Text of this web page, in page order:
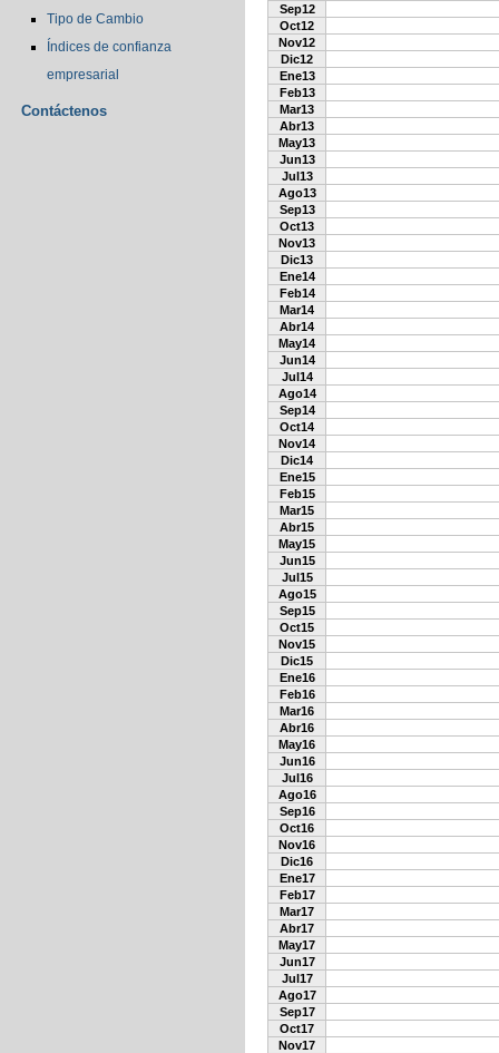
Tipo de Cambio
Índices de confianza
empresarial
Contáctenos
Sep12
Oct12
Nov12
Dic12
Ene13
Feb13
Mar13
Abr13
May13
Jun13
Jul13
Ago13
Sep13
Oct13
Nov13
Dic13
Ene14
Feb14
Mar14
Abr14
May14
Jun14
Jul14
Ago14
Sep14
Oct14
Nov14
Dic14
Ene15
Feb15
Mar15
Abr15
May15
Jun15
Jul15
Ago15
Sep15
Oct15
Nov15
Dic15
Ene16
Feb16
Mar16
Abr16
May16
Jun16
Jul16
Ago16
Sep16
Oct16
Nov16
Dic16
Ene17
Feb17
Mar17
Abr17
May17
Jun17
Jul17
Ago17
Sep17
Oct17
Nov17